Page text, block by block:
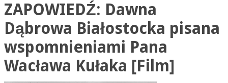
ZAPOWIEDŹ: Dawna
Dąbrowa Białostocka pisana
wspomnieniami Pana
Wacława Kułaka [Film]